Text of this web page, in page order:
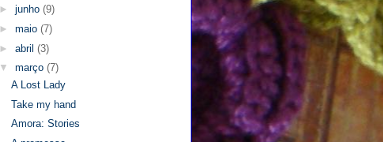
► junho (9)
► maio (7)
► abril (3)
▼ março (7)
A Lost Lady
Take my hand
Amora: Stories